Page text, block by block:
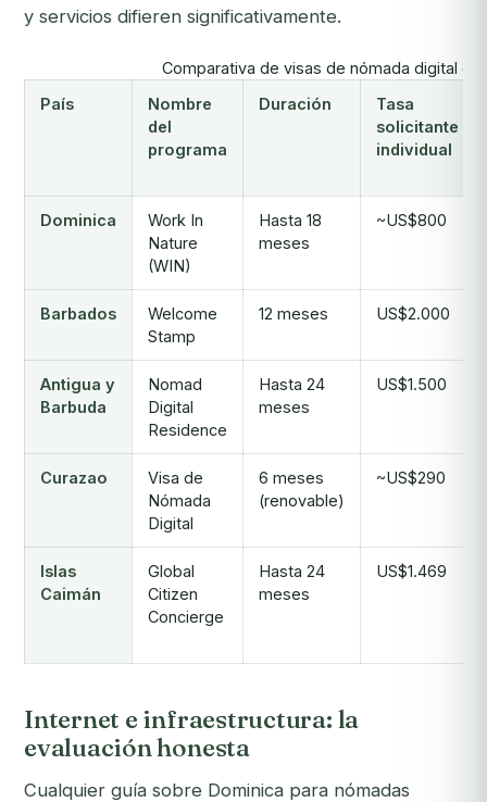
y servicios difieren significativamente.
Comparativa de visas de nómada digital en
País
Nombre
del
programa
Duración
Tasa
solicitante
individual
Dominica
Work In
Nature
(WIN)
Hasta 18
meses
~US$800
Barbados
Welcome
Stamp
12 meses US$2.000
Antigua y
Barbuda
Nomad
Digital
Residence
Hasta 24
meses
US$1.500
Curazao
Visa de
Nómada
Digital
6 meses
(renovable)
~US$290
Islas
Caimán
Global
Citizen
Concierge
Hasta 24
meses
US$1.469
Internet e infraestructura: la
evaluación honesta
Cualquier guía sobre Dominica para nómadas